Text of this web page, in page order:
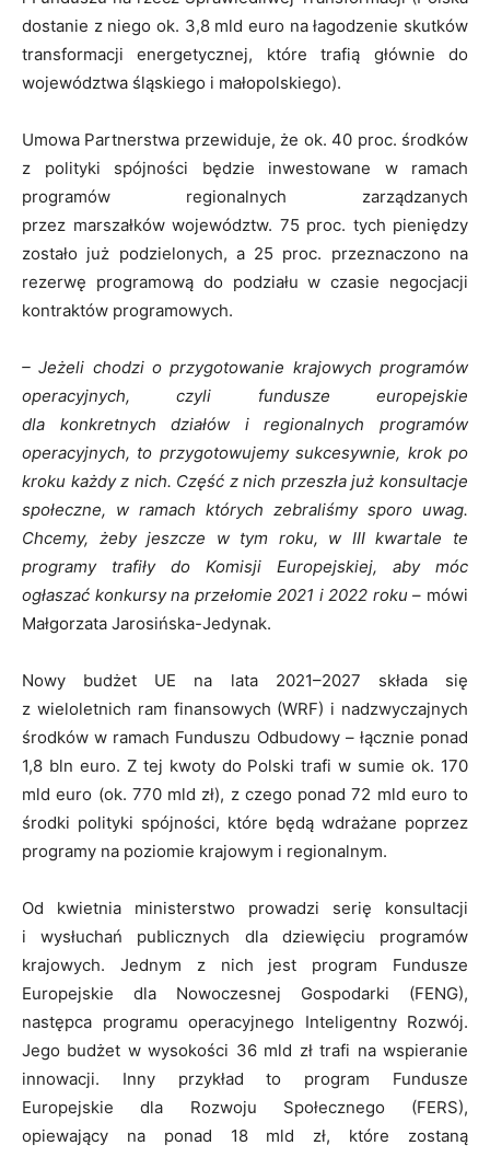
dostanie z niego ok. 3,8 mld euro na łagodzenie skutków
transformacji energetycznej, które trafią głównie do
województwa śląskiego i małopolskiego).
Umowa Partnerstwa przewiduje, że ok. 40 proc. środków
z polityki spójności będzie inwestowane w ramach
programów regionalnych zarządzanych
przez marszałków województw. 75 proc. tych pieniędzy
zostało już podzielonych, a 25 proc. przeznaczono na
rezerwę programową do podziału w czasie negocjacji
kontraktów programowych.
–Jeżeli chodzi o przygotowanie krajowych programów
operacyjnych, czyli fundusze europejskie
dla konkretnych działów iregionalnych programów
operacyjnych, to przygotowujemy sukcesywnie, krok po
kroku każdy z nich. Część z nich przeszła już konsultacje
społeczne, w ramach których zebraliśmy sporo uwag.
Chcemy, żeby jeszcze w tym roku, w III kwartale te
programy trafiły do Komisji Europejskiej, abymóc
ogłaszać konkursy na przełomie 2021 i 2022 roku– mówi
Małgorzata Jarosińska-Jedynak.
Nowy budżet UE na lata 2021–2027 składa się
z wieloletnich ram finansowych (WRF) i nadzwyczajnych
środków w ramach Funduszu Odbudowy – łącznie ponad
1,8 bln euro. Z tej kwoty do Polski trafi w sumie ok. 170
mld euro (ok. 770 mld zł), z czego ponad 72 mld euro to
środki polityki spójności, które będą wdrażane poprzez
programy na poziomie krajowym i regionalnym.
Od kwietnia ministerstwo prowadzi serię konsultacji
i wysłuchań publicznych dla dziewięciu programów
krajowych. Jednym z nich jest program Fundusze
Europejskie dla Nowoczesnej Gospodarki (FENG),
następca programu operacyjnego Inteligentny Rozwój.
Jego budżet w wysokości 36 mld zł trafi na wspieranie
innowacji. Inny przykład to program Fundusze
Europejskie dla Rozwoju Społecznego (FERS),
opiewający na ponad 18 mld zł, które zostaną